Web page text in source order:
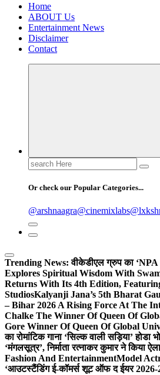
Home
ABOUT Us
Entertainment News
Disclaimer
Contact
Search
for:
Or check our Popular Categories...
@arshnaagra@cinemixlabs
Trending News: वीकेडीएल ग्रुप का ‘NPA
Explores Spiritual Wisdom With
Returns With Its 4th Edition,
StudiosKalyanji Jana’s 5th Bharat
– Bihar 2026 A Rising Force At The
Chalke The Winner Of Queen Of
Gore Winner Of Queen Of Global
का रोमांटिक गाना ‘सिल्क वाली सड़िया’ होडा
‘मंगलसूत्र’, निर्माता रत्नाकर कुमार ने किया
Fashion And EntertainmentModel
‘आउटस्टैंडिंग ई-कॉमर्स शूट ऑफ द ईयर 2026-